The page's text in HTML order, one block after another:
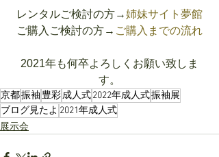
レンタルご検討の方→姉妹サイト夢館
ご購入ご検討の方→ ご購入までの流れ
2021年も何卒よろしくお願い致しま
す。
京都振袖豊彩成人式2022年成人式振袖展
ブログ見たよ 2021年成人式
展示会